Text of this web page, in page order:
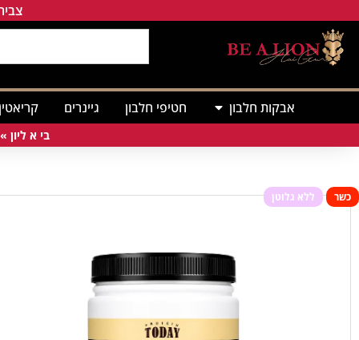
אבקות חלבון חטיפי חלבון גיינרים
בי א ליון »
כשר ללא גלוטן